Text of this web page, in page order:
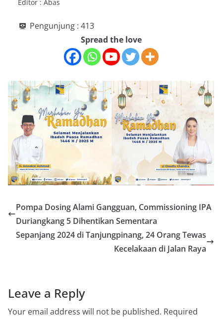
Editor : Abas
Pengunjung : 413
Spread the love
Pompa Dosing Alami Gangguan, Commissioning IPA
Duriangkang 5 Dihentikan Sementara
Sepanjang 2024 di Tanjungpinang, 24 Orang Tewas
Kecelakaan di Jalan Raya
Leave a Reply
Your email address will not be published. Required